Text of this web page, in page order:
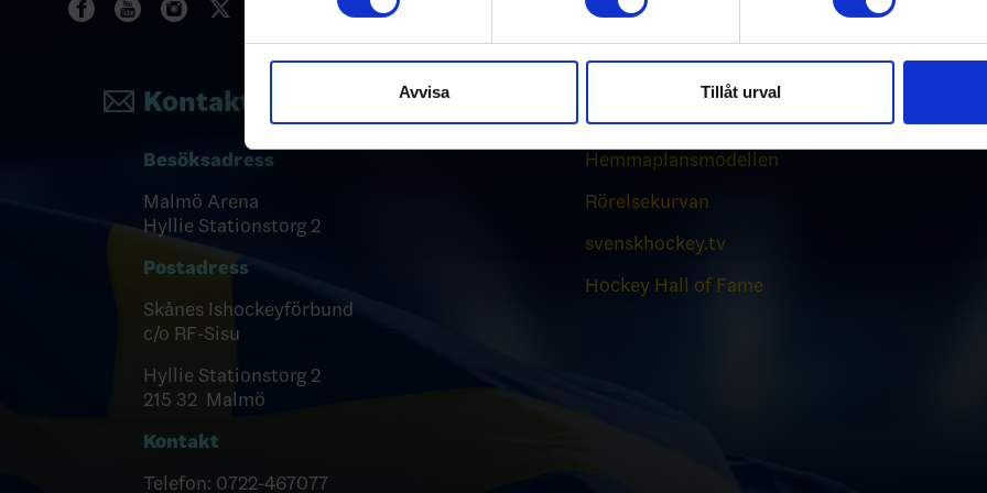
sociala medier och analysera vår trafik. Vi vidarebefordrar även sådana identifierare och
till de sociala medier och annons- och analysföretag som vi samarbetar med. Dessa kan i
Avvisa Tillåt urval
Kontakta oss
Besöksadress
Malmö Arena
Hyllie Stationstorg 2
Postadress
Skånes Ishockeyförbund
c/o RF-Sisu
Hyllie Stationstorg 2
215 32 Malmö
Kontakt
Telefon: 0722-467077
Genvägar
Hemmaplansmodellen
Rörelsekurvan
svenskhockey.tv
Hockey Hall of Fame